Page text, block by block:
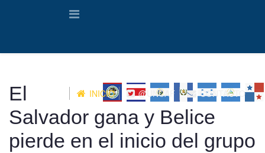
INICIO @UNCAF CONTACTO
El
Salvador gana y Belice
pierde en el inicio del grupo